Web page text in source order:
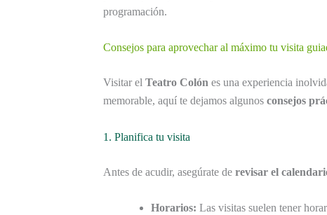
programación.
Consejos para aprovechar al máximo tu visita
Visitar el Teatro Colón es una experiencia
memorable, aquí te dejamos algunos consejos
1. Planifica tu visita
Antes de acudir, asegúrate de revisar el
Horarios: Las visitas suelen tener